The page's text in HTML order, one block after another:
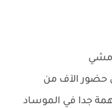
حضور الآف من
جدا في الموساد